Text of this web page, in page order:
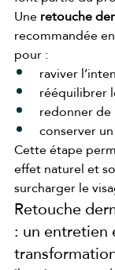
Une retouche
recommandée
pour :
raviver
rééquilibrer
redonner
conserver
Cette étape
effet naturel et
surcharger le
Retouche
: un entretien